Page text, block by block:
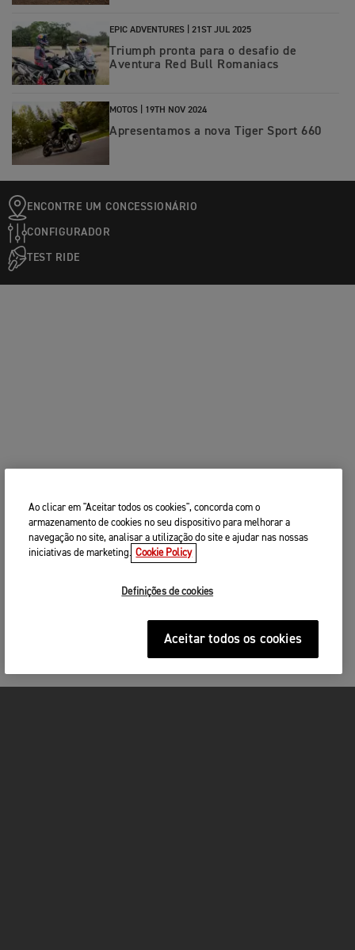
EPIC ADVENTURES | 21ST JUL 2025
Triumph pronta para o desafio de
Aventura Red Bull Romaniacs
MOTOS | 19TH NOV 2024
Apresentamos a nova Tiger Sport 660
ENCONTRE UM CONCESSIONÁRIO
CONFIGURADOR
TEST RIDE
Ao clicar em "Aceitar todos os cookies", concorda com o
armazenamento de cookies no seu dispositivo para melhorar a
navegação no site, analisar a utilização do site e ajudar nas nossas
iniciativas de marketing. Cookie Policy
Definições de cookies
Aceitar todos os cookies